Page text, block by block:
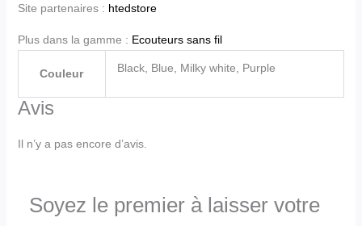
Site partenaires : htedstore
Plus dans la gamme : Ecouteurs sans fil
Couleur Black, Blue, Milky white, Purple
Avis
Il n’y a pas encore d’avis.
Soyez le premier à laisser votre